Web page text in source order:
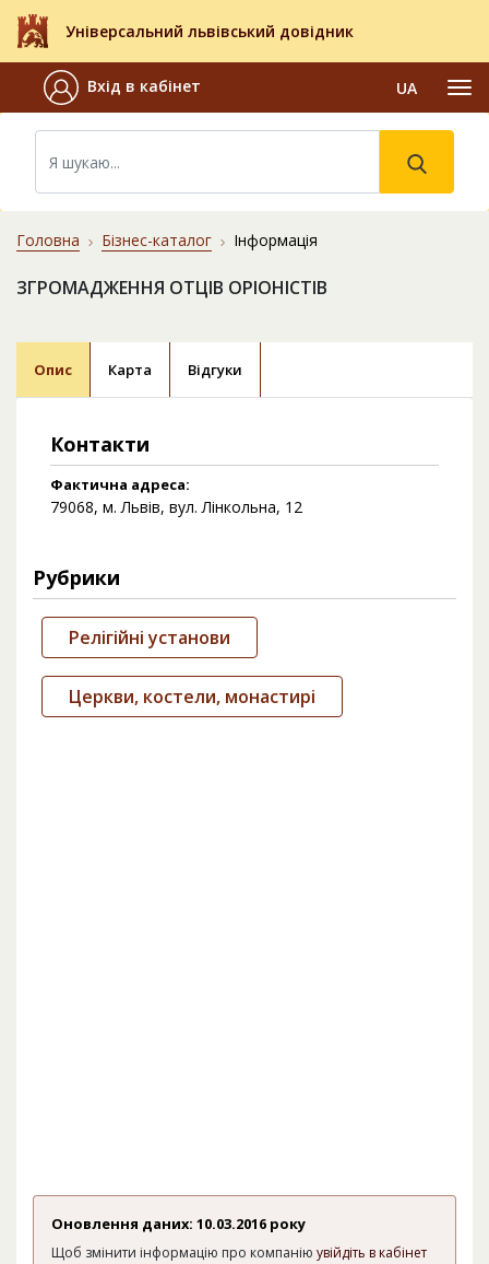
Універсальний львівський довідник
Вхід в кабінет UA
Головна Бізнес-каталог Інформація
ЗГРОМАДЖЕННЯ ОТЦІВ ОРІОНІСТІВ
Опис Карта Відгуки
Контакти
Фактична адреса:
79068, м. Львів, вул. Лінкольна, 12
Рубрики
Релігійні установи
Церкви, костели, монастирі
Оновлення даних: 10.03.2016 року
Щоб змінити інформацію про компанію увійдіть в кабінет